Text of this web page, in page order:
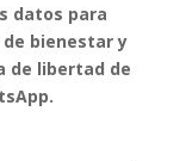
datos para
bienestar y
de libertad de